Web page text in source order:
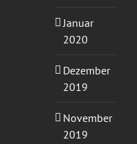
Januar
2020
Dezember
2019
November
2019